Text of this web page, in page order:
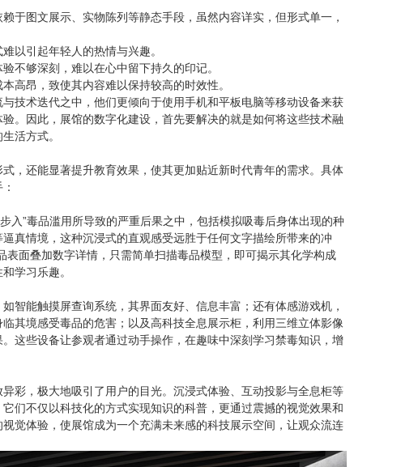
于图文展示、实物陈列等静态手段，虽然内容详实，但形式单一，
以引起年轻人的热情与兴趣。
不够深刻，难以在心中留下持久的印记。
高昂，致使其内容难以保持较高的时效性。
技术迭代之中，他们更倾向于使用手机和平板电脑等移动设备来获
。因此，展馆的数字化建设，首先要解决的就是如何将这些技术融
活方式。
，还能显著提升教育效果，使其更加贴近新时代青年的需求。具体
入”毒品滥用所导致的严重后果之中，包括模拟吸毒后身体出现的种
真情境，这种沉浸式的直观感受远胜于任何文字描绘所带来的冲
表面叠加数字详情，只需简单扫描毒品模型，即可揭示其化学构成
学习乐趣。
如智能触摸屏查询系统，其界面友好、信息丰富；还有体感游戏机，
其境感受毒品的危害；以及高科技全息展示柜，利用三维立体影像
这些设备让参观者通过动手操作，在趣味中深刻学习禁毒知识，增
彩，极大地吸引了用户的目光。沉浸式体验、互动投影与全息柜等
们不仅以科技化的方式实现知识的科普，更通过震撼的视觉效果和
觉体验，使展馆成为一个充满未来感的科技展示空间，让观众流连